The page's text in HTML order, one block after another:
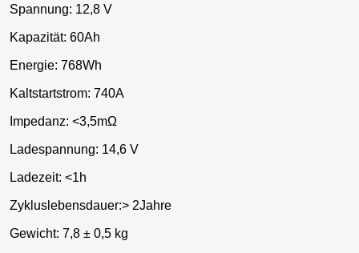
Spannung: 12,8 V
Kapazität: 60Ah
Energie: 768Wh
Kaltstartstrom: 740A
Impedanz: <3,5mΩ
Ladespannung: 14,6 V
Ladezeit: <1h
Zykluslebensdauer:> 2Jahre
Gewicht: 7,8 ± 0,5 kg